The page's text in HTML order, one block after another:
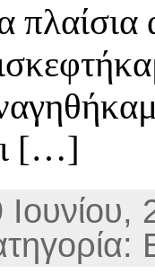
πλαίσια
[…]